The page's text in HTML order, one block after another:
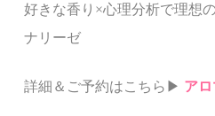
好きな香り×心理分析で理想
ナリーゼ
詳細＆ご予約はこちら▶︎ ア